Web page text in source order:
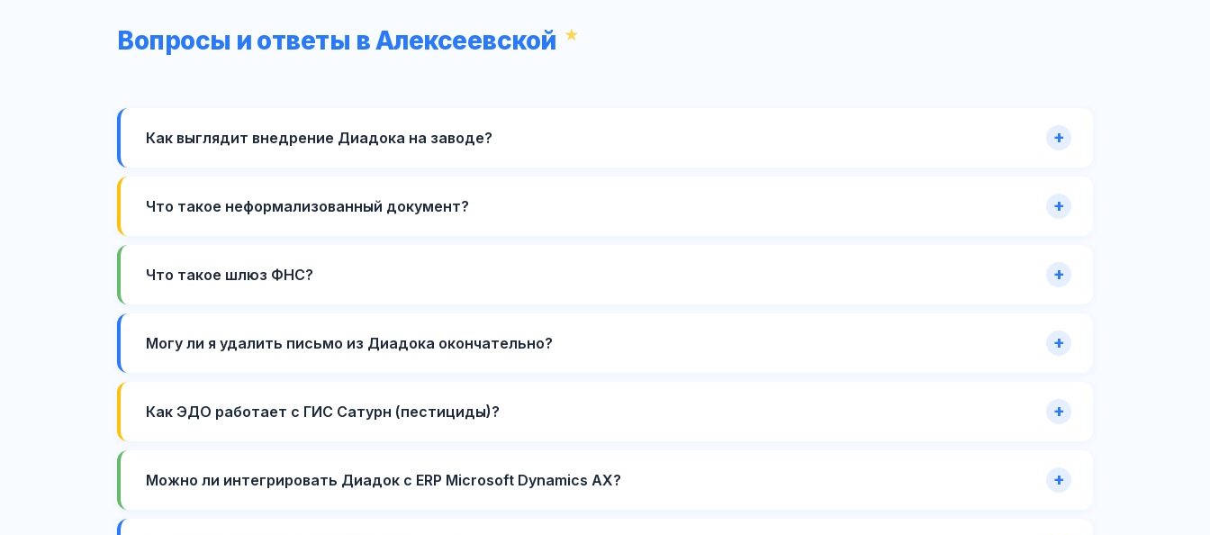
Вопросы и ответы в Алексеевской
Как выглядит внедрение Диадока на заводе?
Что такое неформализованный документ?
Что такое шлюз ФНС?
Могу ли я удалить письмо из Диадока окончательно?
Как ЭДО работает с ГИС Сатурн (пестициды)?
Можно ли интегрировать Диадок с ERP Microsoft Dynamics AX?